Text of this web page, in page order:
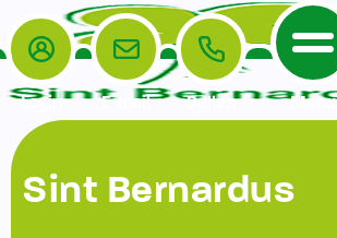
Home
De School
Ouders
Login E-mail Bellen Menu
Sint Bernardus